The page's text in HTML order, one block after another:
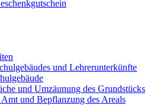
und Lehrerunterkünfte
und Umzäunung des Grundstücks
und Bepflanzung des Areals